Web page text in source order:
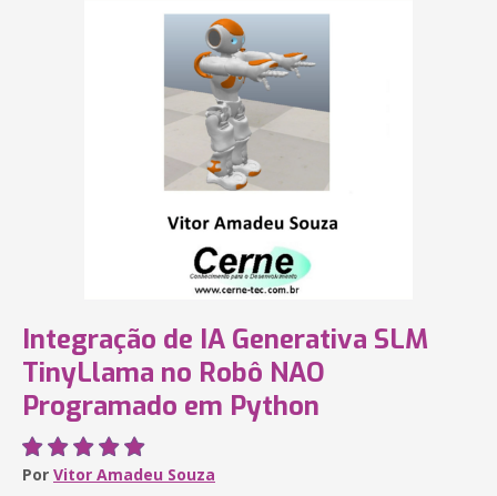
Integração de IA Generativa SLM
TinyLlama no Robô NAO
Programado em Python
Por Vitor Amadeu Souza